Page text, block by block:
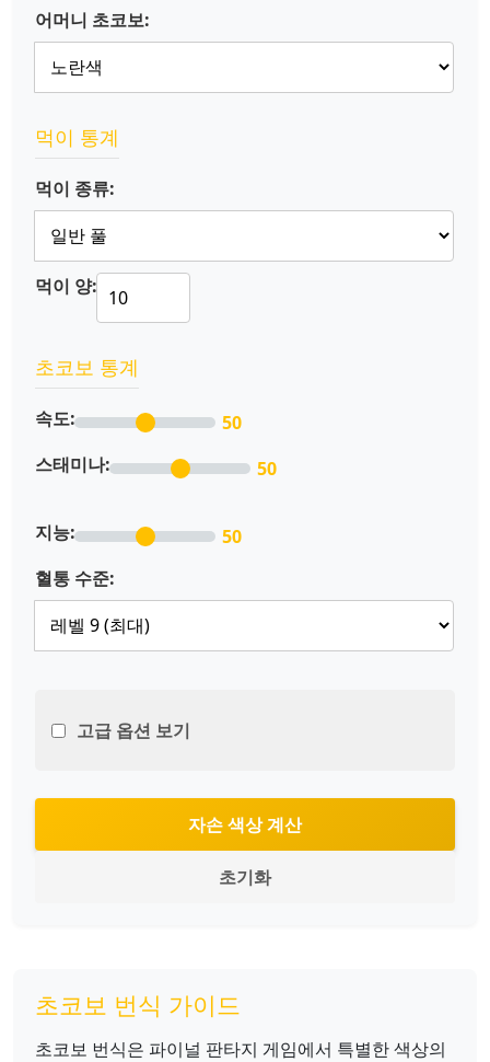
어머니 초코보:
먹이 통계
먹이 종류:
먹이 양:
초코보 통계
속도:
50
스태미나:
50
지능:
50
혈통 수준:
고급 옵션 보기
자손 색상 계산
초기화
초코보 번식 가이드
초코보 번식은 파이널 판타지 게임에서 특별한 색상의